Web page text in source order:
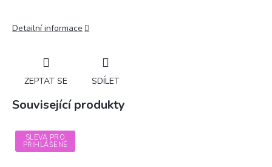
Detailní informace
ZEPTAT SE SDÍLET
Související produkty
SLEVA PRO
PŘIHLÁŠENÉ